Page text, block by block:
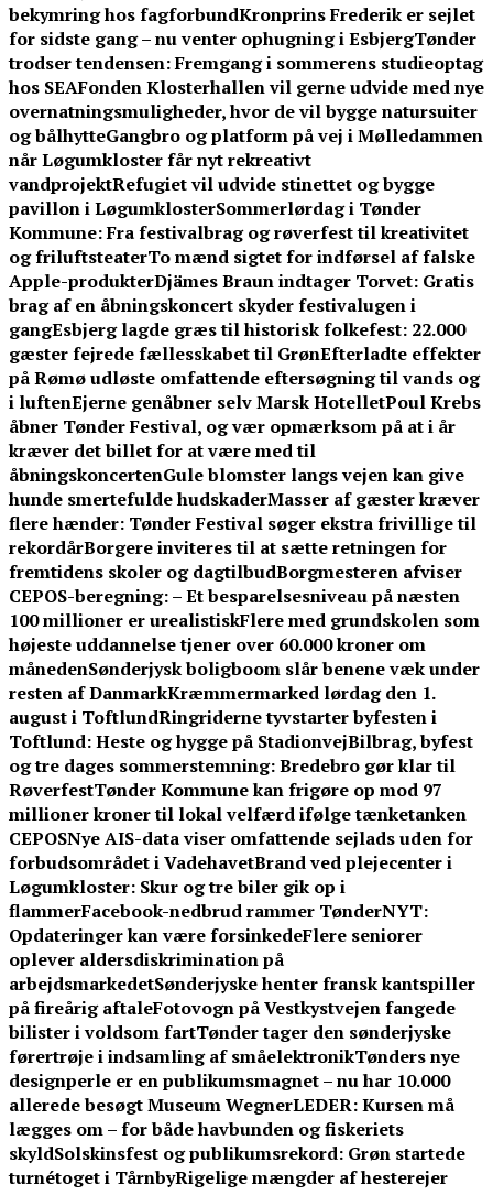
bekymring hos fagforbundKronprins Frederik er sejlet
for sidste gang – nu venter ophugning i EsbjergTønder
trodser tendensen: Fremgang i sommerens studieoptag
hos SEAFonden Klosterhallen vil gerne udvide med nye
overnatningsmuligheder, hvor de vil bygge natursuiter
og bålhytteGangbro og platform på vej i Mølledammen
når Løgumkloster får nyt rekreativt
vandprojektRefugiet vil udvide stinettet og bygge
pavillon i LøgumklosterSommerlørdag i Tønder
Kommune: Fra festivalbrag og røverfest til kreativitet
og friluftsteaterTo mænd sigtet for indførsel af falske
Apple-produkterDjämes Braun indtager Torvet: Gratis
brag af en åbningskoncert skyder festivalugen i
gangEsbjerg lagde græs til historisk folkefest: 22.000
gæster fejrede fællesskabet til GrønEfterladte effekter
på Rømø udløste omfattende eftersøgning til vands og
i luftenEjerne genåbner selv Marsk HotelletPoul Krebs
åbner Tønder Festival, og vær opmærksom på at i år
kræver det billet for at være med til
åbningskoncertenGule blomster langs vejen kan give
hunde smertefulde hudskaderMasser af gæster kræver
flere hænder: Tønder Festival søger ekstra frivillige til
rekordårBorgere inviteres til at sætte retningen for
fremtidens skoler og dagtilbudBorgmesteren afviser
CEPOS-beregning: – Et besparelsesniveau på næsten
100 millioner er urealistiskFlere med grundskolen som
højeste uddannelse tjener over 60.000 kroner om
månedenSønderjysk boligboom slår benene væk under
resten af DanmarkKræmmermarked lørdag den 1.
august i ToftlundRingriderne tyvstarter byfesten i
Toftlund: Heste og hygge på StadionvejBilbrag, byfest
og tre dages sommerstemning: Bredebro gør klar til
RøverfestTønder Kommune kan frigøre op mod 97
millioner kroner til lokal velfærd ifølge tænketanken
CEPOSNye AIS-data viser omfattende sejlads uden for
forbudsområdet i VadehavetBrand ved plejecenter i
Løgumkloster: Skur og tre biler gik op i
flammerFacebook-nedbrud rammer TønderNYT:
Opdateringer kan være forsinkedeFlere seniorer
oplever aldersdiskrimination på
arbejdsmarkedetSønderjyske henter fransk kantspiller
på fireårig aftaleFotovogn på Vestkystvejen fangede
bilister i voldsom fartTønder tager den sønderjyske
førertrøje i indsamling af småelektronikTønders nye
designperle er en publikumsmagnet – nu har 10.000
allerede besøgt Museum WegnerLEDER: Kursen må
lægges om – for både havbunden og fiskeriets
skyldSolskinsfest og publikumsrekord: Grøn startede
turnétoget i TårnbyRigelige mængder af hesterejer